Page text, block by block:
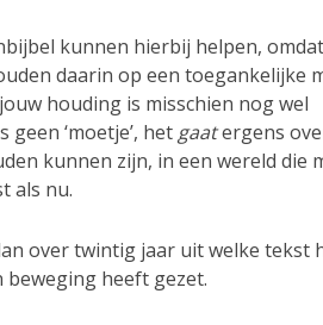
kunnen hierbij helpen, omdat
daarin op een toegankelijke
houding is misschien nog wel
‘moetje’, het gaatergens
kunnen zijn, in een wereld die
als nu.
over twintig jaar uit welke tekst
heeft gezet.